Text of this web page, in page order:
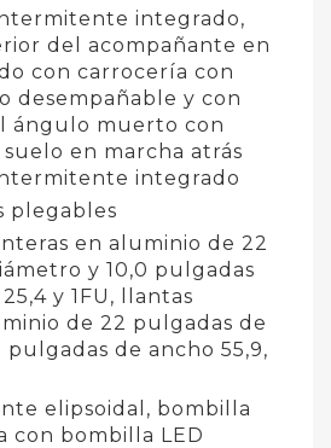
integrado,
del acompañante en
con carrocería con
desempañable y con
ángulo muerto con
en marcha atrás
integrado
plegables
en aluminio de 22
y 10,0 pulgadas
y 1FU, llantas
de 22 pulgadas de
pulgadas de ancho 55,9,
elipsoidal, bombilla
con bombilla LED